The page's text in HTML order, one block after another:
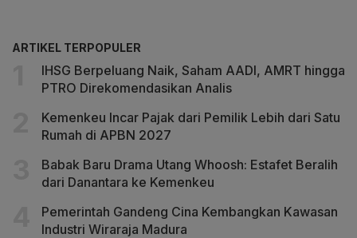
ARTIKEL TERPOPULER
IHSG Berpeluang Naik, Saham AADI, AMRT hingga
PTRO Direkomendasikan Analis
Kemenkeu Incar Pajak dari Pemilik Lebih dari Satu
Rumah di APBN 2027
Babak Baru Drama Utang Whoosh: Estafet Beralih
dari Danantara ke Kemenkeu
Pemerintah Gandeng Cina Kembangkan Kawasan
Industri Wiraraja Madura